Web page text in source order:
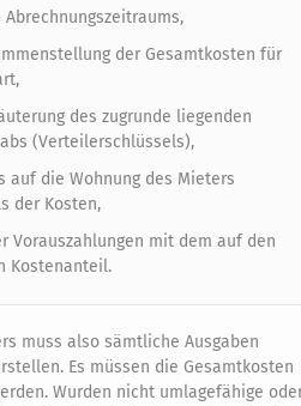
der Gesamtkosten für
des zugrunde liegenden
(Verteilerschlüssels),
auf die Wohnung des Mieters
der Kosten,
Vorauszahlungen mit dem auf den
Kostenanteil.
muss also sämtliche Ausgaben
Es müssen die Gesamtkosten
Wurden nicht umlagefähige